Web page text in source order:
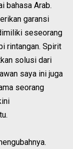
bahasa Arab.
garansi
seseorang
rintangan. Spirit
solusi dari
saya ini juga
seorang